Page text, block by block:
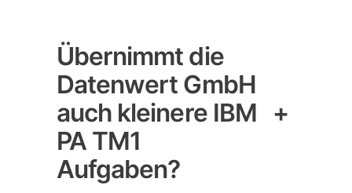
Übernimmt die
Datenwert GmbH
auch kleinere IBM
PA TM1
Aufgaben?
+